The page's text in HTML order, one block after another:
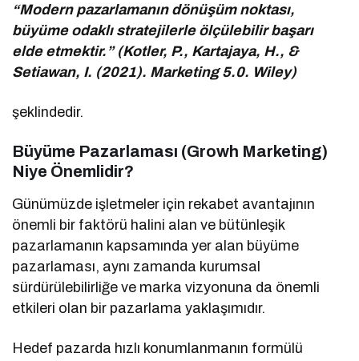
“Modern pazarlamanın dönüşüm noktası,
büyüme odaklı stratejilerle ölçülebilir başarı
elde etmektir.” (Kotler, P., Kartajaya, H., &
Setiawan, I. (2021). Marketing 5.0. Wiley)
şeklindedir.
Büyüme Pazarlaması (Growh Marketing)
Niye Önemlidir?
Günümüzde işletmeler için rekabet avantajının
önemli bir faktörü halini alan ve bütünleşik
pazarlamanın kapsamında yer alan büyüme
pazarlaması, aynı zamanda kurumsal
sürdürülebilirliğe ve marka vizyonuna da önemli
etkileri olan bir pazarlama yaklaşımıdır.
Hedef pazarda hızlı konumlanmanın formülü